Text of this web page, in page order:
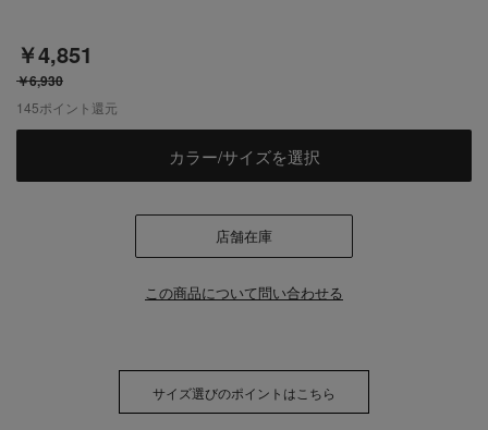
￥4,851
￥6,930
145ポイント還元
カラー/サイズを選択
店舗在庫
この商品について問い合わせる
サイズ選びのポイントはこちら